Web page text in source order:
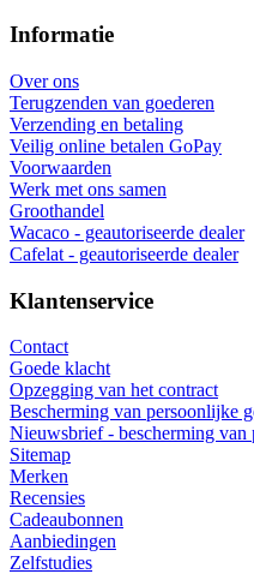
Informatie
Over ons
Terugzenden van goederen
Verzending en betaling
Veilig online betalen GoPay
Voorwaarden
Werk met ons samen
Groothandel
Wacaco - geautoriseerde dealer
Cafelat - geautoriseerde dealer
Klantenservice
Contact
Goede klacht
Opzegging van het contract
Bescherming van persoonlijke
Nieuwsbrief - bescherming van
Sitemap
Merken
Recensies
Cadeaubonnen
Aanbiedingen
Zelfstudies